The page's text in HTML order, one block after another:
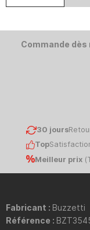
Commande
30 jours
Top
Meilleur prix(
Fabricant : Buzzetti
Référence :